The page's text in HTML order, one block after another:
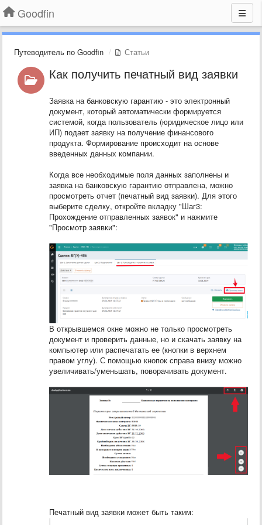
Goodfin
Путеводитель по Goodfin Статьи
Как получить печатный вид заявки
Заявка на банковскую гарантию - это электронный
документ, который автоматически формируется
системой, когда пользователь (юридическое лицо или
ИП) подает заявку на получение финансового
продукта. Формирование происходит на основе
введенных данных компании.
Когда все необходимые поля данных заполнены и
заявка на банковскую гарантию отправлена, можно
просмотреть отчет (печатный вид заявки). Для этого
выберите сделку, откройте вкладку "Шаг3:
Прохождение отправленных заявок" и нажмите
"Просмотр заявки":
В открывшемся окне можно не только просмотреть
документ и проверить данные, но и скачать заявку на
компьютер или распечатать ее (кнопки в верхнем
правом углу). С помощью кнопок справа внизу можно
увеличивать/уменьшать, поворачивать документ.
Печатный вид заявки может быть таким: